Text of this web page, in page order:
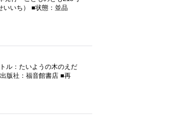
いいち） ■状態：並品
ル：たいようの木のえだ
版社：福音館書店 ■再